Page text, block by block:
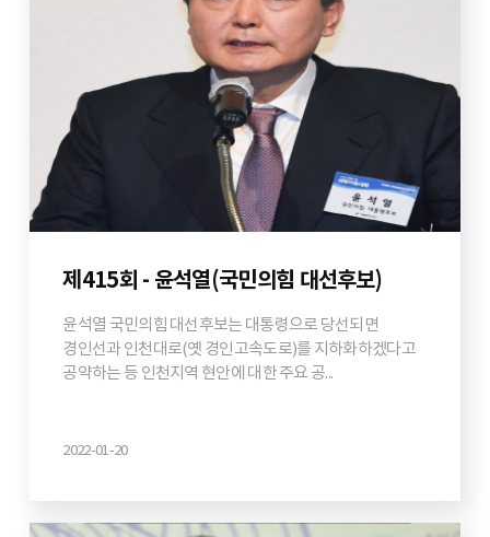
제415회 - 윤석열(국민의힘 대선후보)
윤석열 국민의힘 대선후보는 대통령으로 당선되면
경인선과 인천대로(옛 경인고속도로)를 지하화하겠다고
공약하는 등 인천지역 현안에 대한 주요 공...
2022-01-20